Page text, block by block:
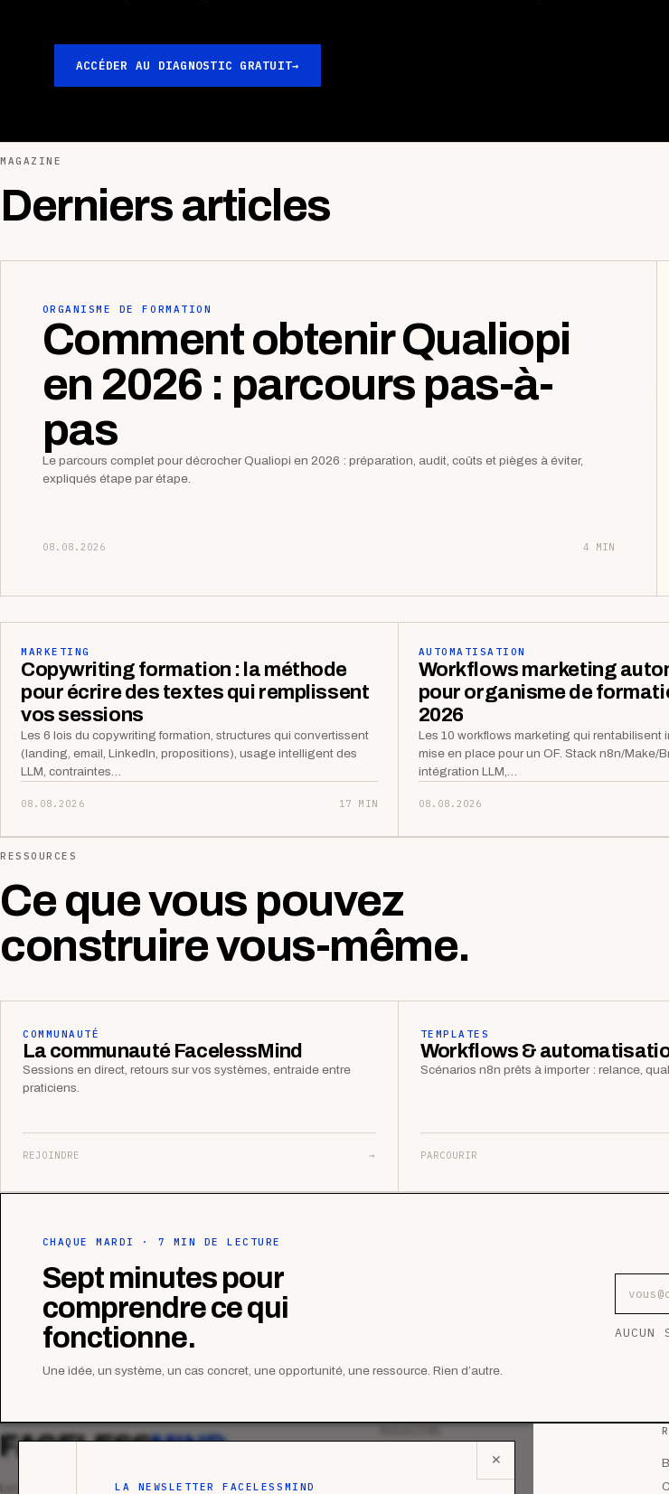
ACCÉDER AU DIAGNOSTIC GRATUIT→
MAGAZINE
Derniers articles
ORGANISME DE FORMATION
Comment obtenir Qualiopi
en 2026 : parcours pas-à-
pas
Le parcours complet pour décrocher Qualiopi en 2026 : préparation, audit, coûts et pièges à éviter,
expliqués étape par étape.
08.08.2026 4 MIN
MARKETING
Copywriting formation : la méthode
pour écrire des textes qui remplissent
vos sessions
Les 6 lois du copywriting formation, structures qui convertissent
(landing, email, LinkedIn, propositions), usage intelligent des
LLM, contraintes…
08.08.2026 17 MIN
AUTOMATISATION
Workflows marketing
pour organisme de
2026
Les 10 workflows marketing qui rentabilisent
mise en place pour un OF. Stack n8n/Make/
intégration LLM,…
08.08.2026
RESSOURCES
Ce que vous pouvez
construire vous-même.
COMMUNAUTÉ
La communauté FacelessMind
Sessions en direct, retours sur vos systèmes, entraide entre
praticiens.
REJOINDRE →
TEMPLATES
Workflows &
Scénarios n8n prêts à importer : relance,
PARCOURIR
CHAQUE MARDI · 7 MIN DE LECTURE
Sept minutes pour
comprendre ce qui
fonctionne.
Une idée, un système, un cas concret, une opportunité, une ressource. Rien d’autre.
AUCUN
✕
LA NEWSLETTER FACELESSMIND
FACELESSMIND
Le média qui mesurent la performance